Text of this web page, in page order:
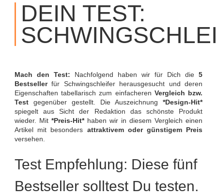
CONTENT
DEIN TEST:
Mach den Test: Nachfolgend haben wir für Dich die 5
Bestsellerfür Schwingschleifer herausgesucht und deren
Eigenschaften tabellarisch zum einfacheren Vergleich bzw.
Test gegenüber gestellt. Die Auszeichnung *Design-Hit*
spiegelt aus Sicht der Redaktion das schönste Produkt
wieder. Mit *Preis-Hit*haben wir in diesem Vergleich einen
Artikel mit besonders attraktivem oder günstigem Preis
versehen.
Test Empfehlung: Diese fünf
Bestseller solltest Du testen.